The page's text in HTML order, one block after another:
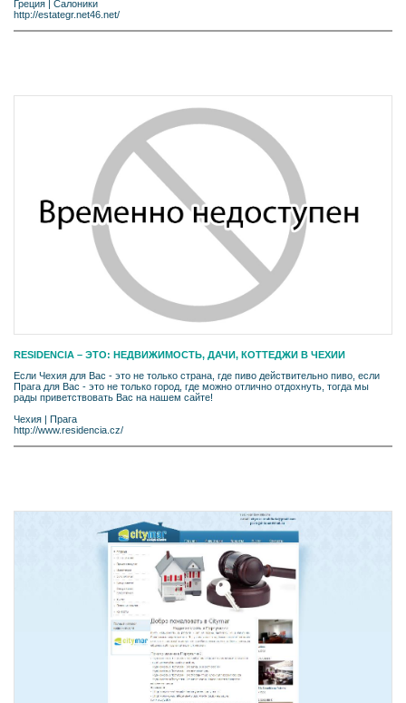
Греция | Салоники
http://estategr.net46.net/
RESIDENCIA – ЭТО: НЕДВИЖИМОСТЬ, ДАЧИ, КОТТЕДЖИ В ЧЕХИИ
Если Чехия для Вас - это не только страна, где пиво действительно пиво, если
Прага для Вас - это не только город, где можно отлично отдохнуть, тогда мы
рады приветствовать Вас на нашем сайте!
Чехия
Прага
http://www.residencia.cz/